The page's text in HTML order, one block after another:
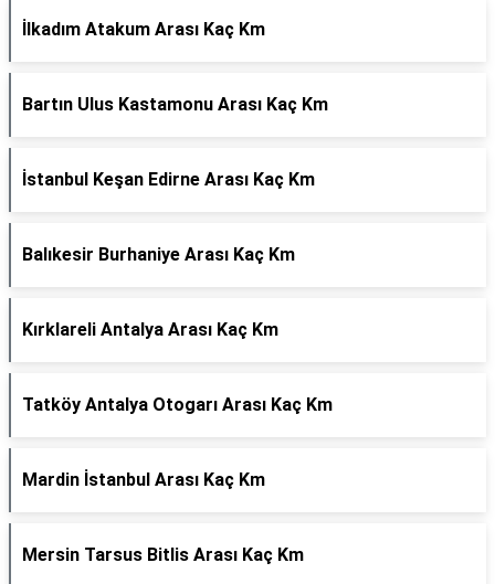
İlkadım Atakum Arası Kaç Km
Bartın Ulus Kastamonu Arası Kaç Km
İstanbul Keşan Edirne Arası Kaç Km
Balıkesir Burhaniye Arası Kaç Km
Kırklareli Antalya Arası Kaç Km
Tatköy Antalya Otogarı Arası Kaç Km
Mardin İstanbul Arası Kaç Km
Mersin Tarsus Bitlis Arası Kaç Km